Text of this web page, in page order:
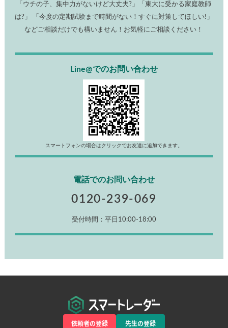
「ウチの子、集中力がないけど大丈夫?」「東大に受かる家庭教師
は?」 「今度の定期試験まで時間がない！すぐに対策してほしい!」
などご相談だけでも構いません！お気軽にご相談ください！
Line@でのお問い合わせ
スマートフォンの場合はクリックでお友達に追加できます。
電話でのお問い合わせ
0120-239-069
受付時間：平日10:00-18:00
依頼者の登録 先生の登録